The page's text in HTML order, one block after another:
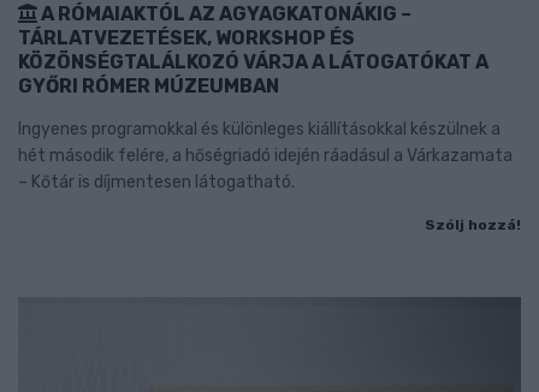
A RÓMAIAKTÓL AZ AGYAGKATONÁKIG –
TÁRLATVEZETÉSEK, WORKSHOP ÉS
KÖZÖNSÉGTALÁLKOZÓ VÁRJA A LÁTOGATÓKAT A
GYŐRI RÓMER MÚZEUMBAN
Ingyenes programokkal és különleges kiállításokkal készülnek a
hét második felére, a hőségriadó idején ráadásul a Várkazamata
– Kőtár is díjmentesen látogatható.
Szólj hozzá!